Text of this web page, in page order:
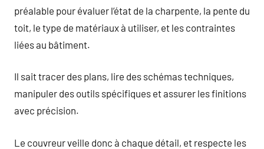
préalable pour évaluer l’état de la charpente, la pente du
toit, le type de matériaux à utiliser, et les contraintes
liées au bâtiment.
Il sait tracer des plans, lire des schémas techniques,
manipuler des outils spécifiques et assurer les finitions
avec précision.
Le couvreur veille donc à chaque détail, et respecte les